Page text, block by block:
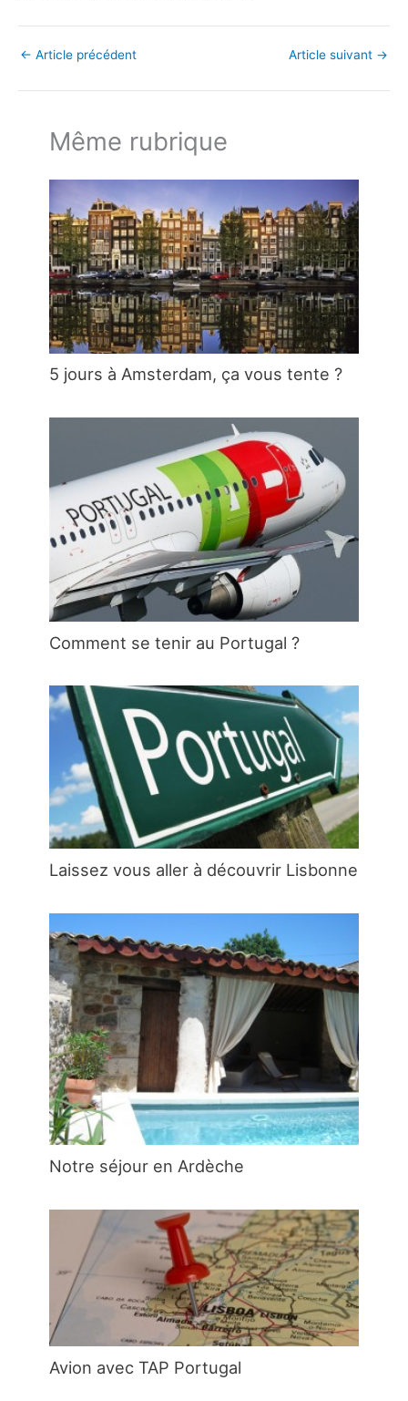
← Article précédent Article suivant →
Même rubrique
5 jours à Amsterdam, ça vous tente ?
Comment se tenir au Portugal ?
Laissez vous aller à découvrir Lisbonne
Notre séjour en Ardèche
Avion avec TAP Portugal